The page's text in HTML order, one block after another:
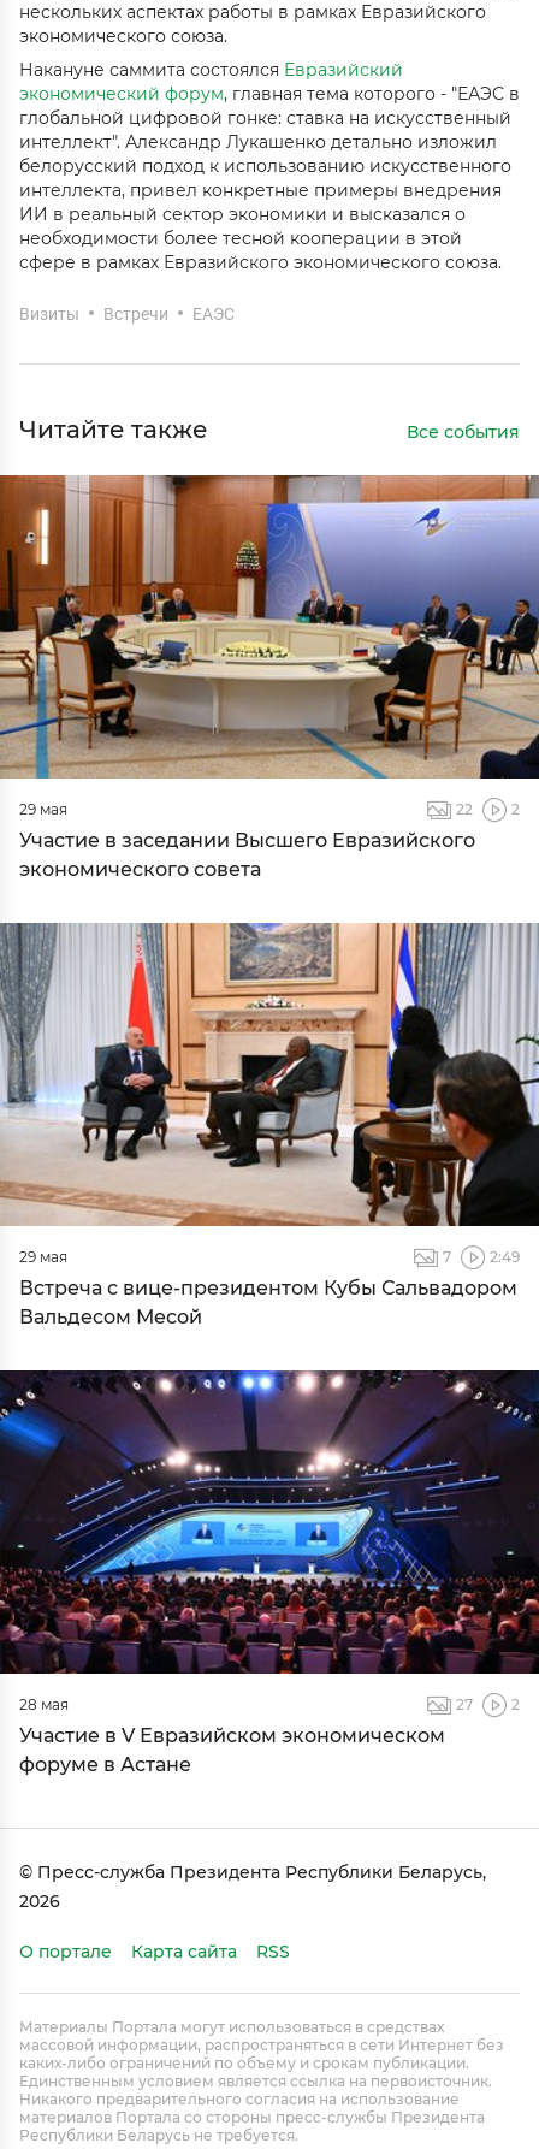
нескольких аспектах работы в рамках Евразийского
экономического союза.
Накануне саммита состоялся Евразийский
экономический форум, главная тема которого - "ЕАЭС в
глобальной цифровой гонке: ставка на искусственный
интеллект". Александр Лукашенко детально изложил
белорусский подход к использованию искусственного
интеллекта, привел конкретные примеры внедрения
ИИ в реальный сектор экономики и высказался о
необходимости более тесной кооперации в этой
сфере в рамках Евразийского экономического союза.
Визиты Встречи ЕАЭС
Читайте также Все события
29 мая 22 2
Участие в заседании Высшего Евразийского
экономического совета
29 мая 7 2:49
Встреча с вице-президентом Кубы Сальвадором
Вальдесом Месой
28 мая 27 2
Участие в V Евразийском экономическом
форуме в Астане
© Пресс-служба Президента Республики Беларусь,
2026
О портале Карта сайта RSS
Материалы Портала могут использоваться в средствах
массовой информации, распространяться в сети Интернет без
каких-либо ограничений по объему и срокам публикации.
Единственным условием является ссылка на первоисточник.
Никакого предварительного согласия на использование
материалов Портала со стороны пресс-службы Президента
Республики Беларусь не требуется.